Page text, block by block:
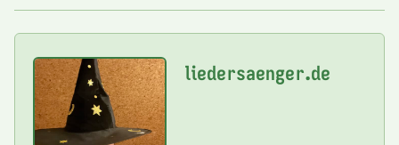
liedersaenger.de